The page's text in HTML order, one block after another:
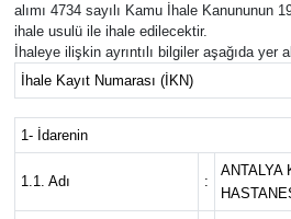
alımı 4734 sayılı Kamu İhale Kanununun
ihale usulü ile ihale edilecektir.
İhaleye ilişkin ayrıntılı bilgiler aşağıda yer
İhale Kayıt Numarası (İKN)
1- İdarenin
1.1. Adı :
ANTALYA
Yaşam
Asayiş
Dünya
Eğitim
Son Dakika Haberleri
Haber Arşivi